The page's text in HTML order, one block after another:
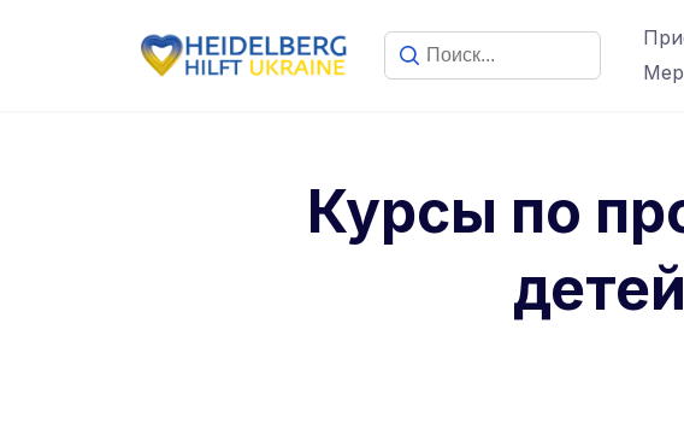
Курсы по